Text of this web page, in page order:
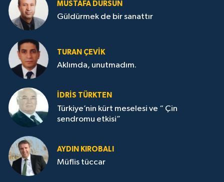
MUSTAFA DURSUN
Güldürmek de bir sanattır
TURAN ÇEVİK
Aklımda, unutmadım.
İDRİS TÜRKTEN
Türkiye’nin kürt meselesi ve “ Çin
sendromu etkisi”
AYDIN KIROBALI
Müflis tüccar